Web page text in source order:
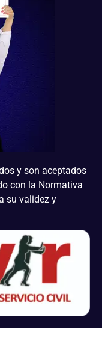
y son aceptados
con la Normativa
su validez y